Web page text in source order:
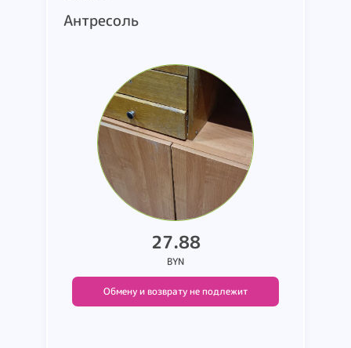
Антресоль
27.88
BYN
Обмену и возврату не подлежит